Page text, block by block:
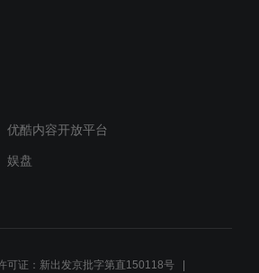
优酷内容开放平台
娱盘
可证：新出发京批字第直150118号